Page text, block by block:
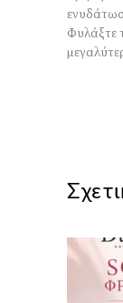
Φυλάξτε